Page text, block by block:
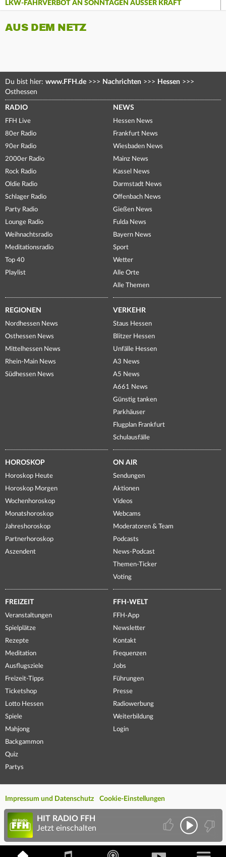
LKW-FAHRVERBOT AN SONNTAGEN AUSSER KRAFT
AUS DEM NETZ
Du bist hier: www.FFH.de >>> Nachrichten >>> Hessen >>>
Osthessen
RADIO
FFH Live
80er Radio
90er Radio
2000er Radio
Rock Radio
Oldie Radio
Schlager Radio
Party Radio
Lounge Radio
Weihnachtsradio
Meditationsradio
Top 40
Playlist
NEWS
Hessen News
Frankfurt News
Wiesbaden News
Mainz News
Kassel News
Darmstadt News
Offenbach News
Gießen News
Fulda News
Bayern News
Sport
Wetter
Alle Orte
Alle Themen
REGIONEN
Nordhessen News
Osthessen News
Mittelhessen News
Rhein-Main News
Südhessen News
VERKEHR
Staus Hessen
Blitzer Hessen
Unfälle Hessen
A3 News
A5 News
A661 News
Günstig tanken
Parkhäuser
Flugplan Frankfurt
Schulausfälle
HOROSKOP
Horoskop Heute
Horoskop Morgen
Wochenhoroskop
Monatshoroskop
Jahreshoroskop
Partnerhoroskop
Aszendent
ON AIR
Sendungen
Aktionen
Videos
Webcams
Moderatoren & Team
Podcasts
News-Podcast
Themen-Ticker
Voting
FREIZEIT
Veranstaltungen
Spielplätze
Rezepte
Meditation
Ausflugsziele
Freizeit-Tipps
Ticketshop
Lotto Hessen
Spiele
Mahjong
Backgammon
Quiz
Partys
FFH-WELT
FFH-App
Newsletter
Kontakt
Frequenzen
Jobs
Führungen
Presse
Radiowerbung
Weiterbildung
Login
Impressum und Datenschutz Cookie-Einstellungen
HIT RADIO FFH
Jetzt einschalten